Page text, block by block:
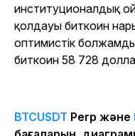
институционалдық
қолдауы биткоин
оптимистік болжамды
биткоин 58 728
BTCUSDT Perp және